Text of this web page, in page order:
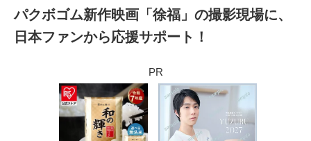
パクボゴム新作映画「徐福」の撮影現場に、
日本ファンから応援サポート！
PR